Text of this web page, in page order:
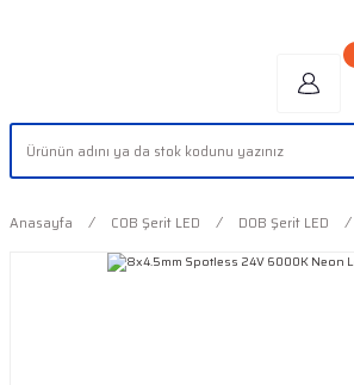
Anasayfa COB Şerit LED DOB Şerit LED